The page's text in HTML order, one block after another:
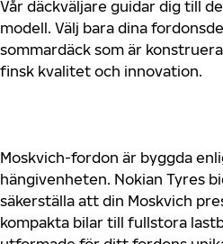
Vår däckväljare guidar dig till
modell. Välj bara dina
sommardäck som är
finsk kvalitet och innovation.
Moskvich-fordon är byggda
hängivenheten. Nokian Tyres
säkerställa att din Moskvich
kompakta bilar till fullstora